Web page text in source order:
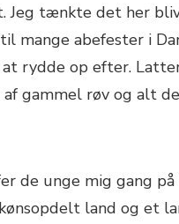
Jeg tænkte det her
mange abefester i
rydde op efter.
gammel røv og alt
de unge mig gang på
land og et